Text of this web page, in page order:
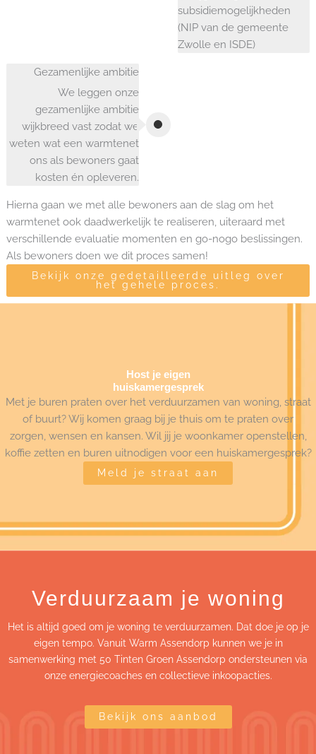
subsidiemogelijkheden
(NIP van de gemeente
Zwolle en ISDE)
Gezamenlijke ambitie
We leggen onze
gezamenlijke ambitie
wijkbreed vast zodat we
weten wat een warmtenet
ons als bewoners gaat
kosten én opleveren.
Hierna gaan we met alle bewoners aan de slag om het
warmtenet ook daadwerkelijk te realiseren, uiteraard met
verschillende evaluatie momenten en go-nogo beslissingen.
Als bewoners doen we dit proces samen!
Bekijk onze gedetailleerde uitleg over
het gehele proces.
Host je eigen
huiskamergesprek
Met je buren praten over het verduurzamen van woning, straat
of buurt? Wij komen graag bij je thuis om te praten over
zorgen, wensen en kansen. Wil jij je woonkamer openstellen,
koffie zetten en buren uitnodigen voor een huiskamergesprek?
Meld je straat aan
Verduurzaam je woning
Het is altijd goed om je woning te verduurzamen. Dat doe je op je
eigen tempo. Vanuit Warm Assendorp kunnen we je in
samenwerking met 50 Tinten Groen Assendorp ondersteunen via
onze energiecoaches en collectieve inkoopacties.
Bekijk ons aanbod